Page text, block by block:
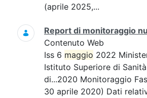
(aprile 2025,...
Report di monitoraggio
Contenuto Web
Iss 6 maggio 2022
Istituto Superiore di
di...2020 Monitoraggio
30 aprile 2020) Dati